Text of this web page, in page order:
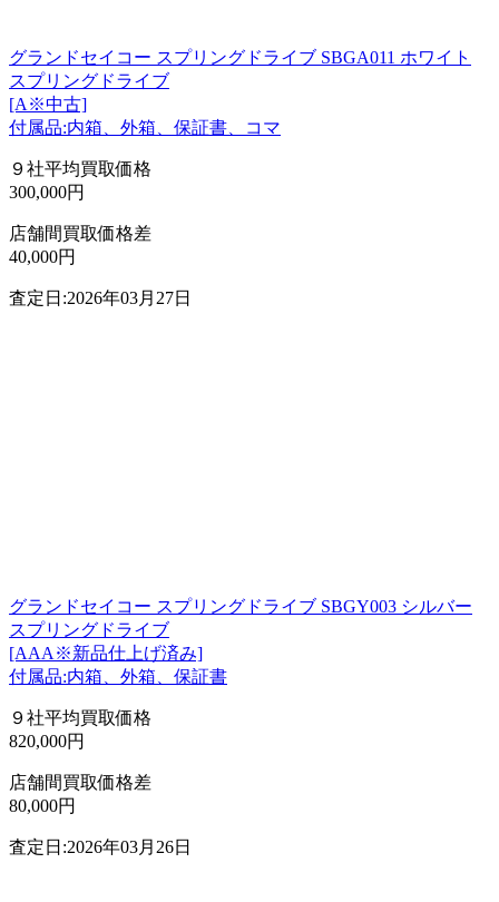
グランドセイコー スプリングドライブ SBGA011 ホワイト
スプリングドライブ
[A※中古]
付属品:内箱、外箱、保証書、コマ
９社平均買取価格
300,000円
店舗間買取価格差
40,000円
査定日:2026年03月27日
グランドセイコー スプリングドライブ SBGY003 シルバー
スプリングドライブ
[AAA※新品仕上げ済み]
付属品:内箱、外箱、保証書
９社平均買取価格
820,000円
店舗間買取価格差
80,000円
査定日:2026年03月26日